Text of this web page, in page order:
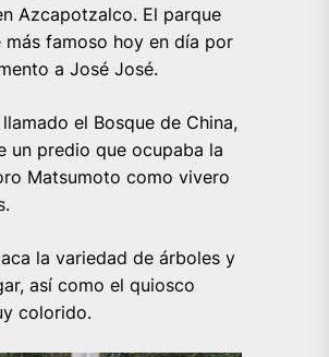
Azcapotzalco. El parque
famoso hoy en día por
a José José.
el Bosque de China,
un predio que ocupaba la
Matsumoto como vivero
la variedad de árboles y
así como el quiosco
colorido.